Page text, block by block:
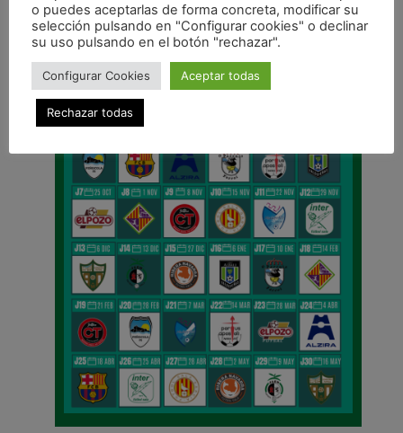
CALENDARIO DE LIGA
o puedes aceptarlas de forma concreta, modificar su
selección pulsando en "Configurar cookies" o declinar
su uso pulsando en el botón "rechazar".
Configurar Cookies Aceptar todas
Rechazar todas